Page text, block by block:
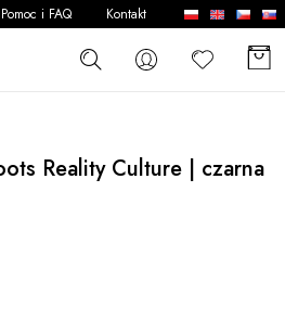
Pomoc i FAQ Kontakt
Reality Culture | czarna